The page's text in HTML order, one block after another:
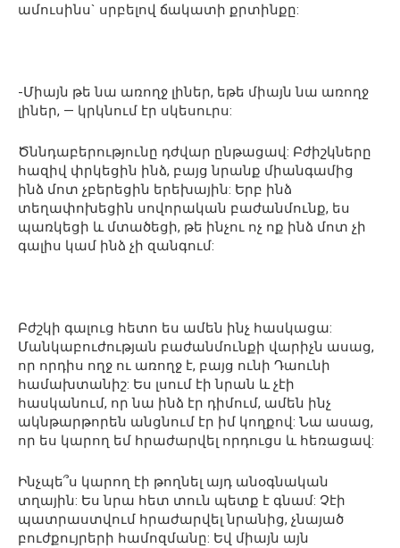
ամուսինս` սրբելով ճակատի քրտինքը:
-Միայն թե նա առողջ լիներ, եթե միայն նա առողջ
լիներ, — կրկնում էր սկեսուրս:
Ծննդաբերությունը դժվար ընթացավ: Բժիշկները
հազիվ փրկեցին ինձ, բայց նրանք միանգամից
ինձ մոտ չբերեցին երեխային: Երբ ինձ
տեղափոխեցին սովորական բաժանմունք, ես
պառկեցի և մտածեցի, թե ինչու ոչ ոք ինձ մոտ չի
գալիս կամ ինձ չի զանգում:
Բժշկի գալուց հետո ես ամեն ինչ հասկացա:
Մանկաբուժության բաժանմունքի վարիչն ասաց,
որ որդիս ողջ ու առողջ է, բայց ունի Դաունի
համախտանիշ: Ես լսում էի նրան և չէի
հասկանում, որ նա ինձ էր դիմում, ամեն ինչ
ակնթարթորեն անցնում էր իմ կողքով: Նա ասաց,
որ ես կարող եմ հրաժարվել որդուցս և հեռացավ:
Ինչպե՞ս կարող էի թողնել այդ անօգնական
տղային: Ես նրա հետ տուն պետք է գնամ: Չէի
պատրաստվում հրաժարվել նրանից, չնայած
բուժքույրերի համոզմանը: Եվ միայն այն